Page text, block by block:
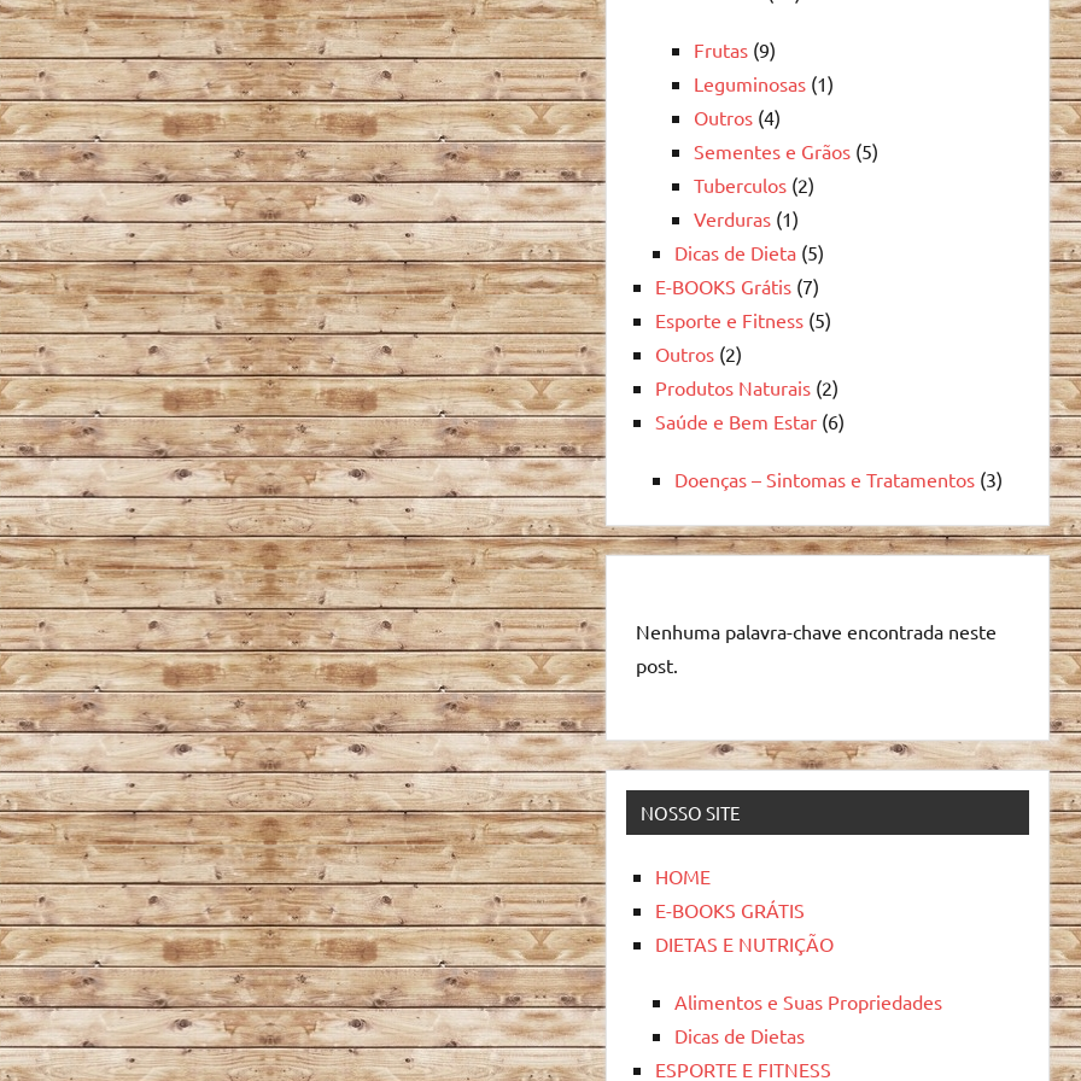
Frutas (9)
Leguminosas (1)
Outros (4)
Sementes e Grãos (5)
Tuberculos (2)
Verduras (1)
Dicas de Dieta (5)
E-BOOKS Grátis (7)
Esporte e Fitness (5)
Outros (2)
Produtos Naturais (2)
Saúde e Bem Estar (6)
Doenças – Sintomas e Tratamentos (3)
Nenhuma palavra-chave encontrada neste
post.
NOSSO SITE
HOME
E-BOOKS GRÁTIS
DIETAS E NUTRIÇÃO
Alimentos e Suas Propriedades
Dicas de Dietas
ESPORTE E FITNESS